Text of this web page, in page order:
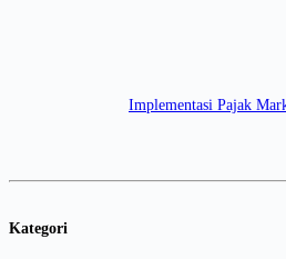
Implementasi Pajak
Kategori